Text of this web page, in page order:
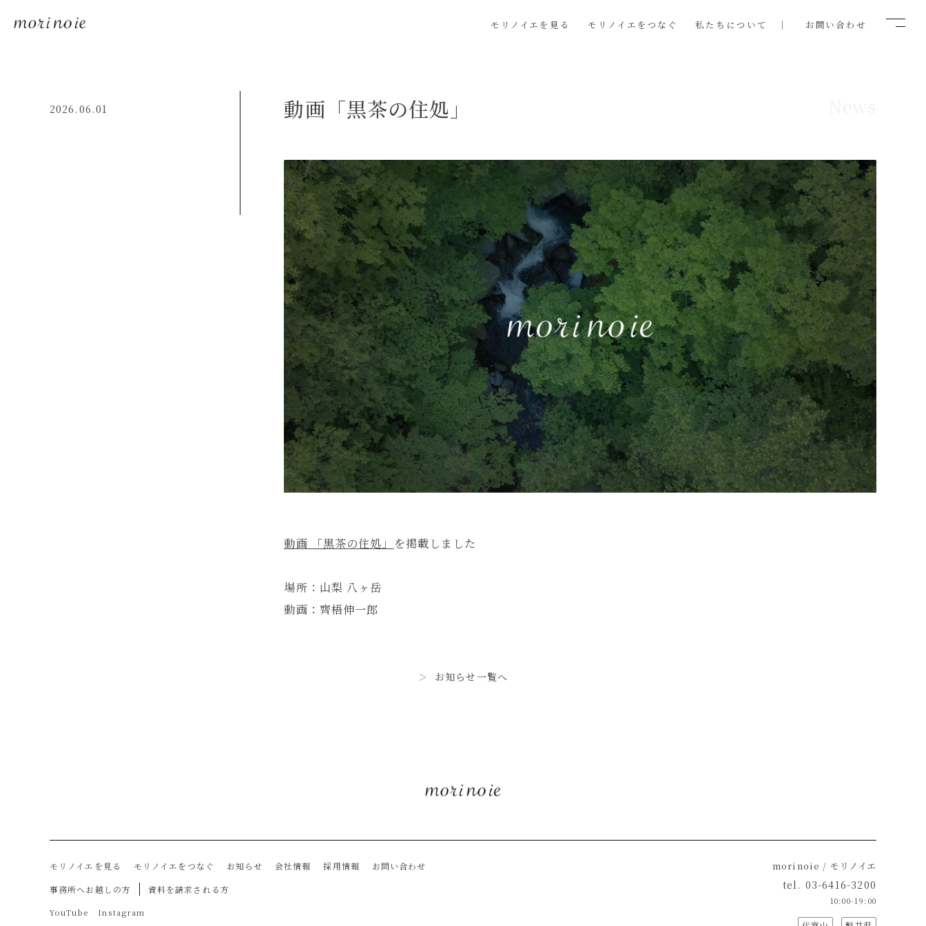
モリノイエを見る モリノイエをつなぐ 私たちについて お問い合わせ
動画「黒茶の住処」
動画 「黒茶の住処」 を掲載しました
場所：山梨 八ヶ岳
動画：齊梧伸一郎
2026.06.01
お知らせ一覧へ
モリノイエを見る モリノイエをつなぐ お知らせ 会社情報 採用情報
お問い合わせ
事務所へお越しの方
資料を請求される方
YouTube Instagram
morinoie / モリノイエ
tel. 03-6416-3200
10:00-19:00